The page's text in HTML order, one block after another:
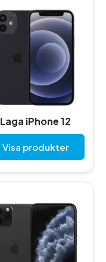
Laga iPhone 12
Visa produkter